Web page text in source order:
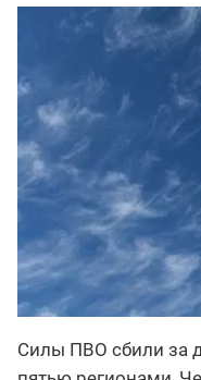
Силы ПВО сбили за